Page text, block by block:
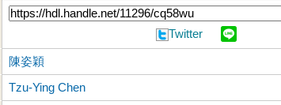
Twitter
陳姿穎
Tzu-Ying Chen